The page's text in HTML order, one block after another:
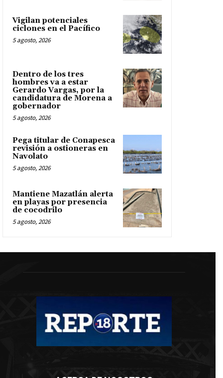
Vigilan potenciales
ciclones en el Pacífico
5 agosto, 2026
Dentro de los tres
hombres va a estar
Gerardo Vargas, por la
candidatura de Morena a
gobernador
5 agosto, 2026
Pega titular de Conapesca
revisión a ostioneras en
Navolato
5 agosto, 2026
Mantiene Mazatlán alerta
en playas por presencia
de cocodrilo
5 agosto, 2026